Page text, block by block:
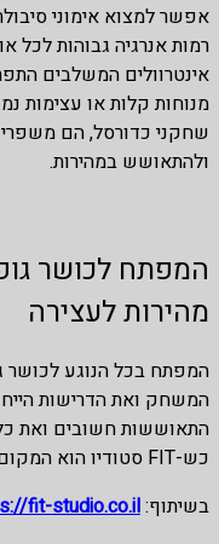
אפשר למצוא אימוני
רמות אנרגיה גבוהות לכל
אינטרוולים המשלבים
מנוחות קלות או עצימות
שחקני כדורסל, הם
ולהתאושש במהירות.
המפתח לכושר
מהירות לעצירה
המפתח בכל הנוגע לכושר
המשחק ואת הדרישות
התאוששות חשובים ואת
כש-FIT סטודיו הוא המקום לעבור בו את האימונים.
בשיתוף:fit-studio.co.il/